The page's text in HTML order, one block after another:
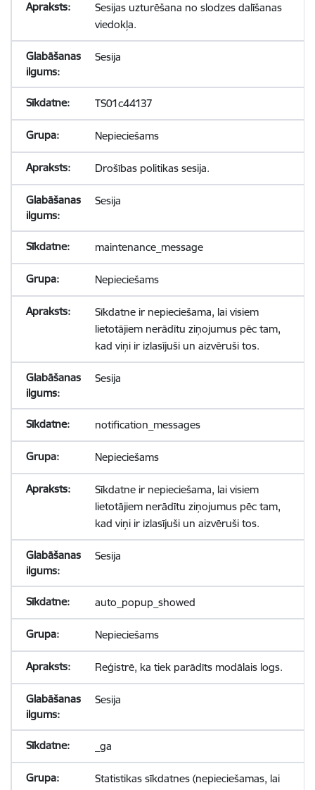
Sesijas uzturēšana no slodzes dalīšanas
viedokļa.
Sesija
TS01c44137
Nepieciešams
Drošības politikas sesija.
Sesija
maintenance_message
Nepieciešams
Sīkdatne ir nepieciešama, lai visiem
lietotājiem nerādītu ziņojumus pēc tam,
kad viņi ir izlasījuši un aizvēruši tos.
Sesija
notification_messages
Nepieciešams
Sīkdatne ir nepieciešama, lai visiem
lietotājiem nerādītu ziņojumus pēc tam,
kad viņi ir izlasījuši un aizvēruši tos.
Sesija
auto_popup_showed
Nepieciešams
Reģistrē, ka tiek parādīts modālais logs.
Sesija
_ga
Statistikas sīkdatnes (nepieciešamas, lai